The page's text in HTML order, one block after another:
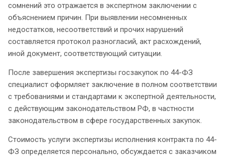
сомнений это отражается в экспертном заключении с
объяснением причин. При выявлении несомненных
недостатков, несоответствий и прочих нарушений
составляется протокол разногласий, акт расхождений,
иной документ, соответствующий ситуации.
После завершения экспертизы госзакупок по 44-ФЗ
специалист оформляет заключение в полном соответствии
с требованиями и стандартами к экспертной деятельности,
с действующим законодательством РФ, в частности
законодательством в сфере государственных закупок.
Стоимость услуги экспертизы исполнения контракта по 44-
ФЗ определяется персонально, обсуждается с заказчиком